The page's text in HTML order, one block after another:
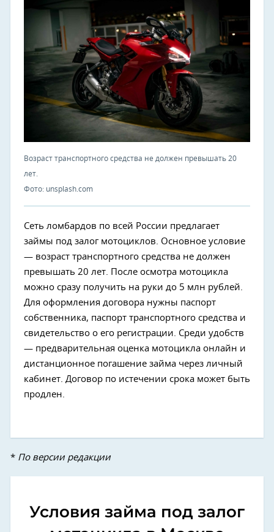
Возраст транспортного средства не должен превышать 20
лет.
Фото: unsplash.com
Сеть ломбардов по всей России предлагает
займы под залог мотоциклов. Основное условие
— возраст транспортного средства не должен
превышать 20 лет. После осмотра мотоцикла
можно сразу получить на руки до 5 млн рублей.
Для оформления договора нужны паспорт
собственника, паспорт транспортного средства и
свидетельство о его регистрации. Среди удобств
— предварительная оценка мотоцикла онлайн и
дистанционное погашение займа через личный
кабинет. Договор по истечении срока может быть
продлен.
* По версии редакции
Условия займа под залог